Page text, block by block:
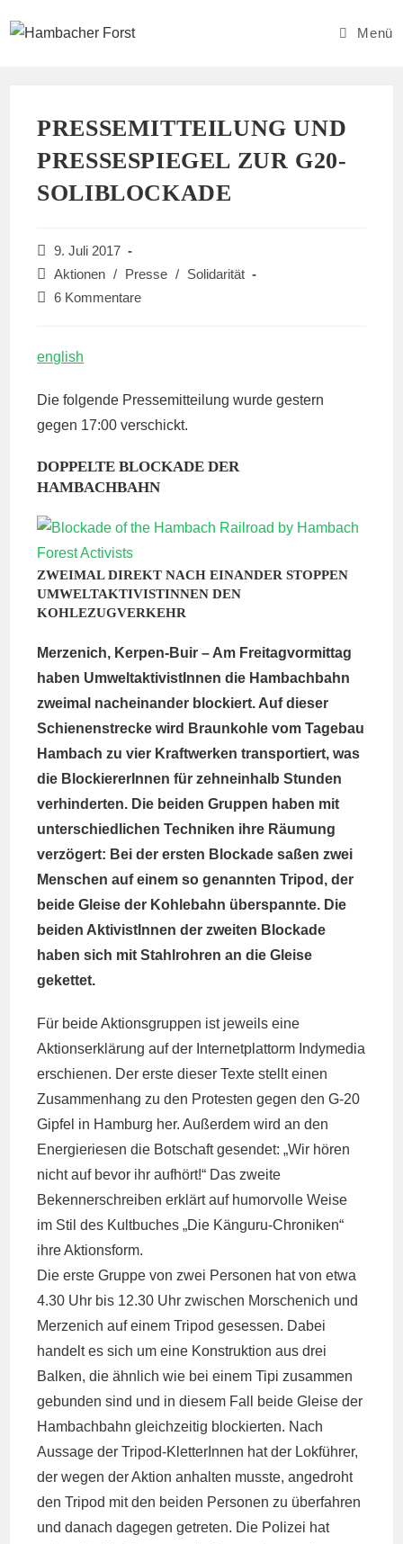
Inhalt
Menü
PRESSEMITTEILUNG UND
PRESSESPIEGEL ZUR G20-
SOLIBLOCKADE
Beitrag
veröffentlicht:
9. Juli 2017
Beitrags-
Kategorie:
Aktionen / Presse /
Solidarität
Beitrags-
6 Kommentare
english
Die folgende Pressemitteilung wurde gestern
gegen 17:00 verschickt.
DOPPELTE BLOCKADE DER
HAMBACHBAHN
ZWEIMAL DIREKT NACH EINANDER STOPPEN
UMWELTAKTIVISTINNEN DEN
KOHLEZUGVERKEHR
Merzenich, Kerpen-Buir – Am Freitagvormittag
haben UmweltaktivistInnen die Hambachbahn
zweimal nacheinander blockiert. Auf dieser
Schienenstrecke wird Braunkohle vom Tagebau
Hambach zu vier Kraftwerken transportiert, was
die BlockiererInnen für zehneinhalb Stunden
verhinderten. Die beiden Gruppen haben mit
unterschiedlichen Techniken ihre Räumung
verzögert: Bei der ersten Blockade saßen zwei
Menschen auf einem so genannten Tripod, der
beide Gleise der Kohlebahn überspannte. Die
beiden AktivistInnen der zweiten Blockade
haben sich mit Stahlrohren an die Gleise
gekettet.
Für beide Aktionsgruppen ist jeweils eine
Aktionserklärung auf der Internetplattorm Indymedia
erschienen. Der erste dieser Texte stellt einen
Zusammenhang zu den Protesten gegen den G-20
Gipfel in Hamburg her. Außerdem wird an den
Energieriesen die Botschaft gesendet: „Wir hören
nicht auf bevor ihr aufhört!“ Das zweite
Bekennerschreiben erklärt auf humorvolle Weise
im Stil des Kultbuches „Die Känguru-Chroniken“
ihre Aktionsform.
Die erste Gruppe von zwei Personen hat von etwa
4.30 Uhr bis 12.30 Uhr zwischen Morschenich und
Merzenich auf einem Tripod gesessen. Dabei
handelt es sich um eine Konstruktion aus drei
Balken, die ähnlich wie bei einem Tipi zusammen
gebunden sind und in diesem Fall beide Gleise der
Hambachbahn gleichzeitig blockierten. Nach
Aussage der Tripod-KletterInnen hat der Lokführer,
der wegen der Aktion anhalten musste, angedroht
den Tripod mit den beiden Personen zu überfahren
und danach dagegen getreten. Die Polizei hat